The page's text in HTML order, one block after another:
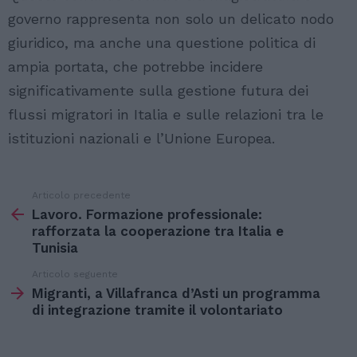
governo rappresenta non solo un delicato nodo
giuridico, ma anche una questione politica di
ampia portata, che potrebbe incidere
significativamente sulla gestione futura dei
flussi migratori in Italia e sulle relazioni tra le
istituzioni nazionali e l’Unione Europea.
di
Articolo precedente
Lavoro. Formazione professionale:
rafforzata la cooperazione tra Italia e
Tunisia
Articolo seguente
Migranti, a Villafranca d’Asti un programma
di integrazione tramite il volontariato